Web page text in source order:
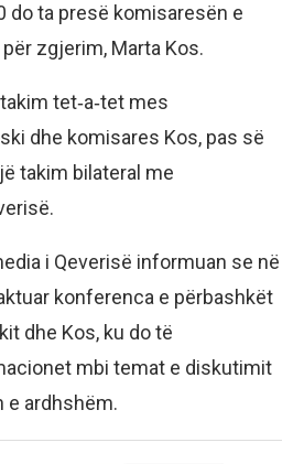
do ta presë komisaresën e
zgjerim, Marta Kos.
tet‑a‑tet mes
dhe komisares Kos, pas së
takim bilateral me
i Qeverisë informuan se në
konferenca e përbashkët
dhe Kos, ku do të
mbi temat e diskutimit
e ardhshëm.